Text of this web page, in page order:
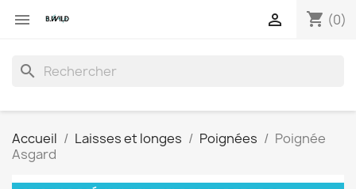
 shopping_cart (0)

search
Accueil Laisses et longes Poignées
Poignée
Asgard